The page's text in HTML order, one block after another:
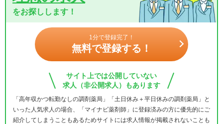
をお探しします！
1分で登録完了！
無料で登録する！
サイト上では公開していない
求人（非公開求人）もあります
「高年収かつ転勤なしの調剤薬局」「土日休み＋平日休みの調剤薬局」と
いった人気求人の場合、「マイナビ薬剤師」に登録済みの方に優先的にご
紹介してしまうこともあるためサイトには求人情報が掲載されないことも